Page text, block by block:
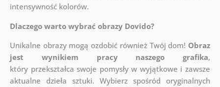
intensywność kolorów.
Dlaczego warto wybrać obrazy Dovido?
Unikalne obrazy mogą ozdobić również Twój dom! Obraz
jest wynikiem pracy naszego grafika,
który przekształca swoje pomysły w wyjątkowe i zawsze
aktualne dzieła sztuki. Wybierz spośród oryginalnych